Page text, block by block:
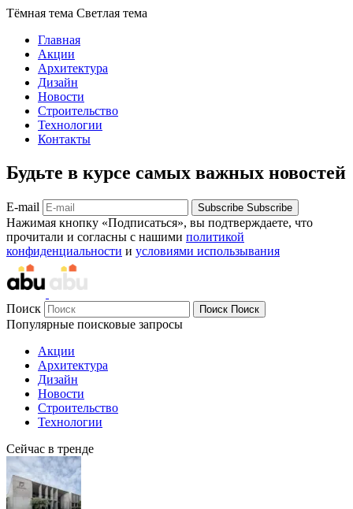
Тёмная тема Светлая тема
Главная
Акции
Архитектура
Дизайн
Новости
Строительство
Технологии
Контакты
Будьте в курсе самых важных новостей
E-mail Subscribe Subscribe
Нажимая кнопку «Подписаться», вы подтверждаете, что
прочитали и согласны с нашими политикой
конфиденциальности и условиями использывания
Поиск Поиск Поиск
Популярные поисковые запросы
Акции
Архитектура
Дизайн
Новости
Строительство
Технологии
Сейчас в тренде